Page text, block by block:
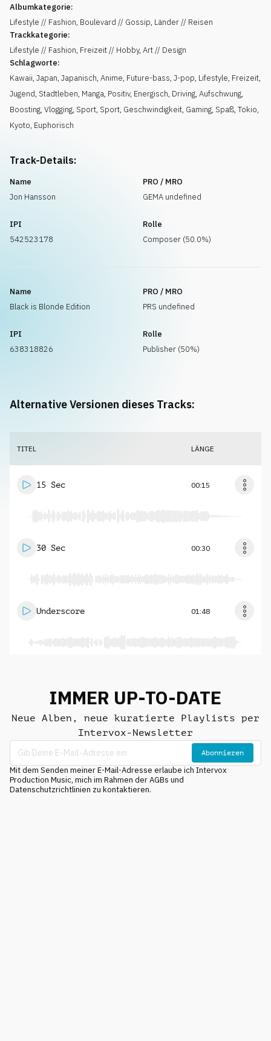
Albumkategorie:
Lifestyle // Fashion, Boulevard // Gossip, Länder // Reisen
Trackkategorie:
Lifestyle // Fashion, Freizeit // Hobby, Art // Design
Schlagworte:
Kawaii, Japan, Japanisch, Anime, Future-bass, J-pop, Lifestyle, Freizeit,
Jugend, Stadtleben, Manga, Positiv, Energisch, Driving, Aufschwung,
Boosting, Vlogging, Sport, Sport, Geschwindigkeit, Gaming, Spaß, Tokio,
Kyoto, Euphorisch
Track-Details:
Name
Jon Hansson
PRO / MRO
GEMA undefined
IPI
542523178
Rolle
Composer (50.0%)
Name
Black is Blonde Edition
PRO / MRO
PRS undefined
IPI
638318826
Rolle
Publisher (50%)
Alternative Versionen dieses Tracks:
TITEL LÄNGE
15 Sec 00:15
30 Sec 00:30
Underscore 01:48
IMMER UP-TO-DATE
Neue Alben, neue kuratierte Playlists per
Intervox-Newsletter
Abonnieren
Mit dem Senden meiner E-Mail-Adresse erlaube ich Intervox
Production Music, mich im Rahmen der AGBs und
Datenschutzrichtlinien zu kontaktieren.